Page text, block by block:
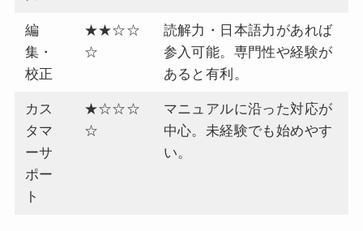
編
集・
校正
★★☆☆
☆
読解力・日本語力があれば
参入可能。専門性や経験が
あると有利。
カス
タマ
ーサ
ポー
ト
★☆☆☆
☆
マニュアルに沿った対応が
中心。未経験でも始めやす
い。